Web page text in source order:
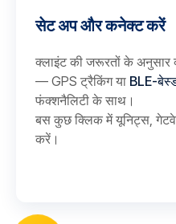
सेट अप और कनेक्ट करें
क्लाइंट की जरूरतों के
— GPS ट्रैकिंग या BLE-
फंक्शनैलिटी के साथ।
बस कुछ क्लिक में यूनिट्स,
करें।